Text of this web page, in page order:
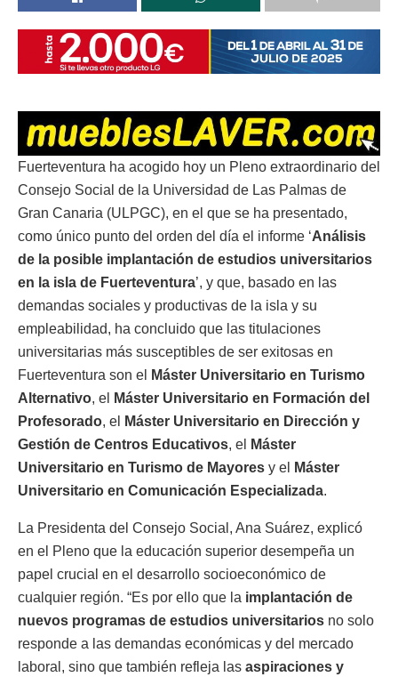
Fuerteventura ha acogido hoy un Pleno extraordinario del
Consejo Social de la Universidad de Las Palmas de
Gran Canaria (ULPGC), en el que se ha presentado,
como único punto del orden del día el informe ‘Análisis
de la posible implantación de estudios universitarios
en la isla de Fuerteventura’, y que, basado en las
demandas sociales y productivas de la isla y su
empleabilidad, ha concluido que las titulaciones
universitarias más susceptibles de ser exitosas en
Fuerteventura son el
Máster Universitario en Turismo
Alternativo, el
Máster Universitario en Formación del
Profesorado, el
Máster Universitario en Dirección y
Gestión de Centros Educativos, el
Máster
Universitario en Turismo de Mayores y el
Máster
Universitario en Comunicación Especializada.
La Presidenta del Consejo Social, Ana Suárez, explicó
en el Pleno que la educación superior desempeña un
papel crucial en el desarrollo socioeconómico de
cualquier región. “Es por ello que la implantación de
nuevos programas de estudios universitarios no solo
responde a las demandas económicas y del mercado
laboral, sino que también refleja las aspiraciones y